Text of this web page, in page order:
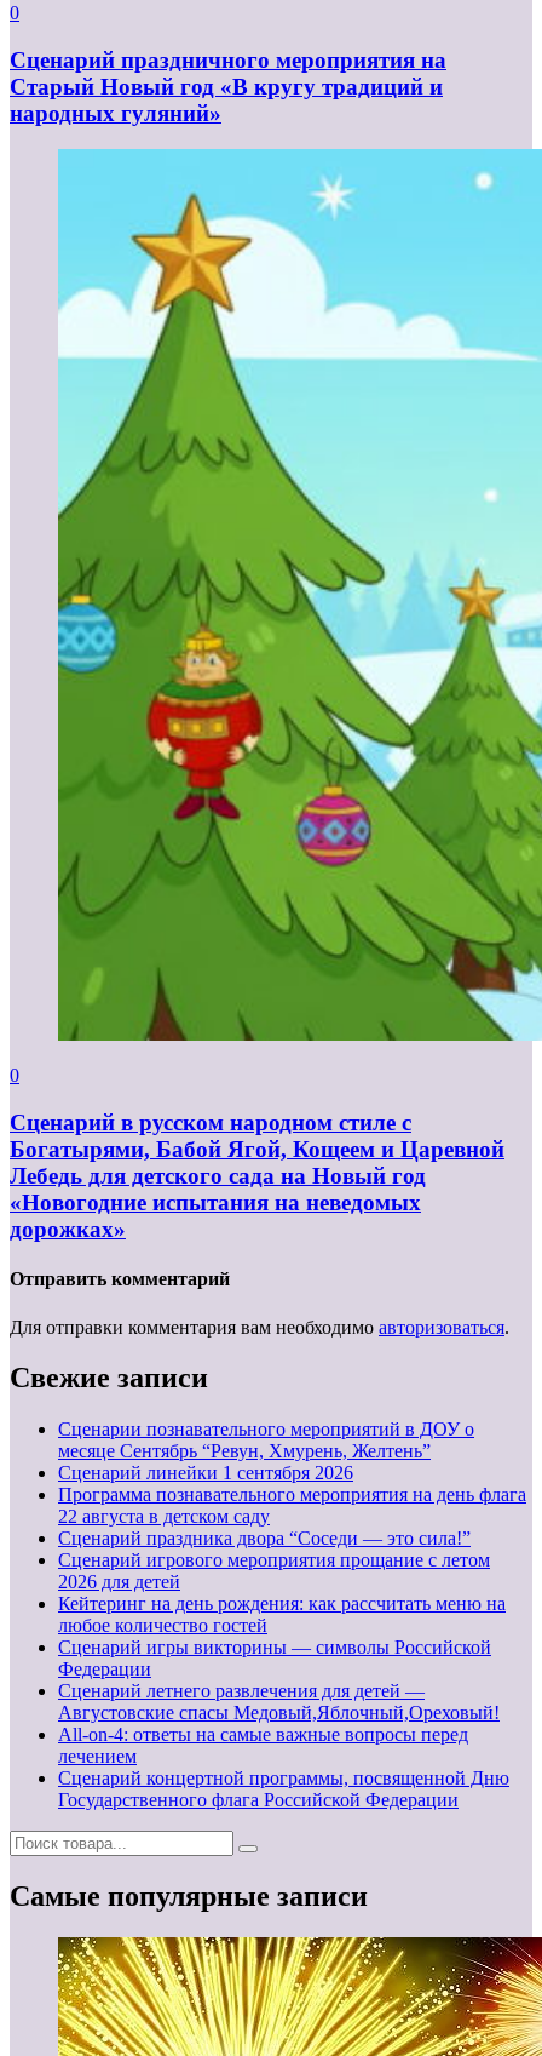
0
Сценарий праздничного мероприятия на
Старый Новый год «В кругу традиций и
народных гуляний»
0
Сценарий в русском народном стиле с
Богатырями, Бабой Ягой, Кощеем и Царевной
Лебедь для детского сада на Новый год
«Новогодние испытания на неведомых
дорожках»
Отправить комментарий
Для отправки комментария вам необходимо авторизоваться.
Свежие записи
Сценарии познавательного мероприятий в ДОУ о
месяце Сентябрь “Ревун, Хмурень, Желтень”
Cценарий линейки 1 сентября 2026
Программа познавательного мероприятия на день флага
22 августа в детском саду
Сценарий праздника двора “Соседи — это сила!”
Сценарий игрового мероприятия прощание с летом
2026 для детей
Кейтеринг на день рождения: как рассчитать меню на
любое количество гостей
Сценарий игры викторины — символы Российской
Федерации
Сценарий летнего развлечения для детей —
Августовские спасы Медовый,Яблочный,Ореховый!
All-on-4: ответы на самые важные вопросы перед
лечением
Сценарий концертной программы, посвященной Дню
Государственного флага Российской Федерации
Самые популярные записи